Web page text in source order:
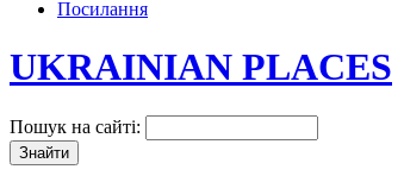
Посилання
UKRAINIAN PLACES
Пошук на сайті: